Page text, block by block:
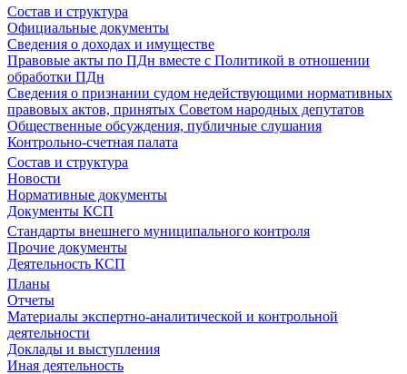
Состав и структура
Официальные документы
Сведения о доходах и имуществе
Правовые акты по ПДн вместе с Политикой в отношении
обработки ПДн
Сведения о признании судом недействующими нормативных
правовых актов, принятых Советом народных депутатов
Общественные обсуждения, публичные слушания
Контрольно-счетная палата
Состав и структура
Новости
Нормативные документы
Документы КСП
Стандарты внешнего муниципального контроля
Прочие документы
Деятельность КСП
Планы
Отчеты
Материалы экспертно-аналитической и контрольной
деятельности
Доклады и выступления
Иная деятельность